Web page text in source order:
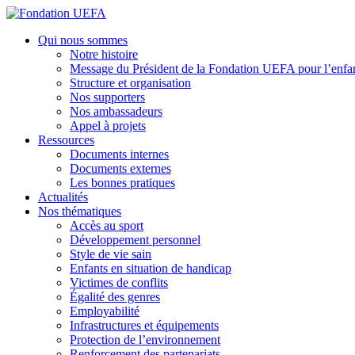
Aller
contenu
Fondation UEFA
Qui nous sommes
Notre histoire
Message du Président de la Fondation UEFA pour
Structure et organisation
Nos supporters
Nos ambassadeurs
Appel à projets
Ressources
Documents internes
Documents externes
Les bonnes pratiques
Actualités
Nos thématiques
Accès au sport
Développement personnel
Style de vie sain
Enfants en situation de handicap
Victimes de conflits
Égalité des genres
Employabilité
Infrastructures et équipements
Protection de l’environnement